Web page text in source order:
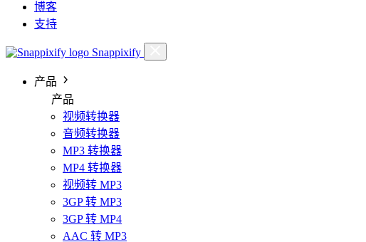
博客
支持
Snappixify
产品
产品
视频转换器
音频转换器
MP3 转换器
MP4 转换器
视频转 MP3
3GP 转 MP3
3GP 转 MP4
AAC 转 MP3